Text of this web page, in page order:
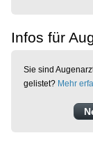
Infos für
Sie sind
gelistet? Mehr